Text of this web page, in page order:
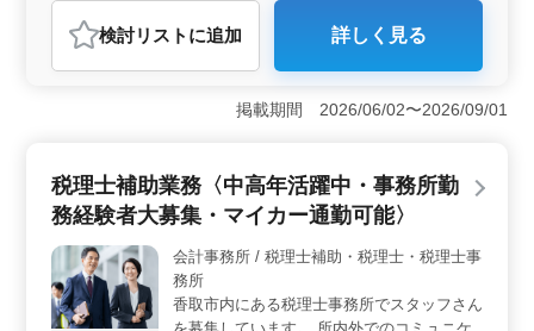
おすすめポイント
＜経験者優遇＞ 会計事務所での勤務経験が5年以上ある
方を対象としています。法人税申告書や決算書の作成な
ど、専門知識を活かした業務に携わっていただきま
日祝が休みで、年末年始やGW休暇などの長期休暇もあり
ます。 ＜通勤の利便性＞ 旭駅から近く、車通勤も
です。
検討リスト に追加 詳しく見る
掲載期間 2026/06/02〜2026/09/01
税理士補助業務〈中高年活躍中・事務所勤
務経験者大募集・マイカー通勤可能〉
会計事務所 / 税理士補助・税理士・税理士事
務所
香取市内にある税理士事務所でスタッフさん